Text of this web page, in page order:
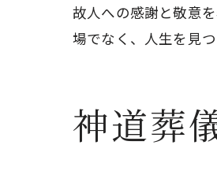
故人への感謝と敬意
場でなく、人生を見
神道葬